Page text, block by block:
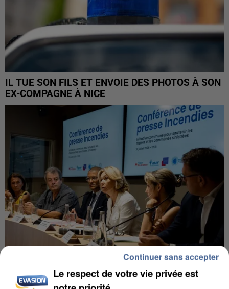
IL TUE SON FILS ET ENVOIE DES PHOTOS À SON
EX-COMPAGNE À NICE
INCENDIES : L’ÎLE-DE-FRANCE LANCE UN ÉLAN
Le respect de votre vie privée est
Continuer sans accepter